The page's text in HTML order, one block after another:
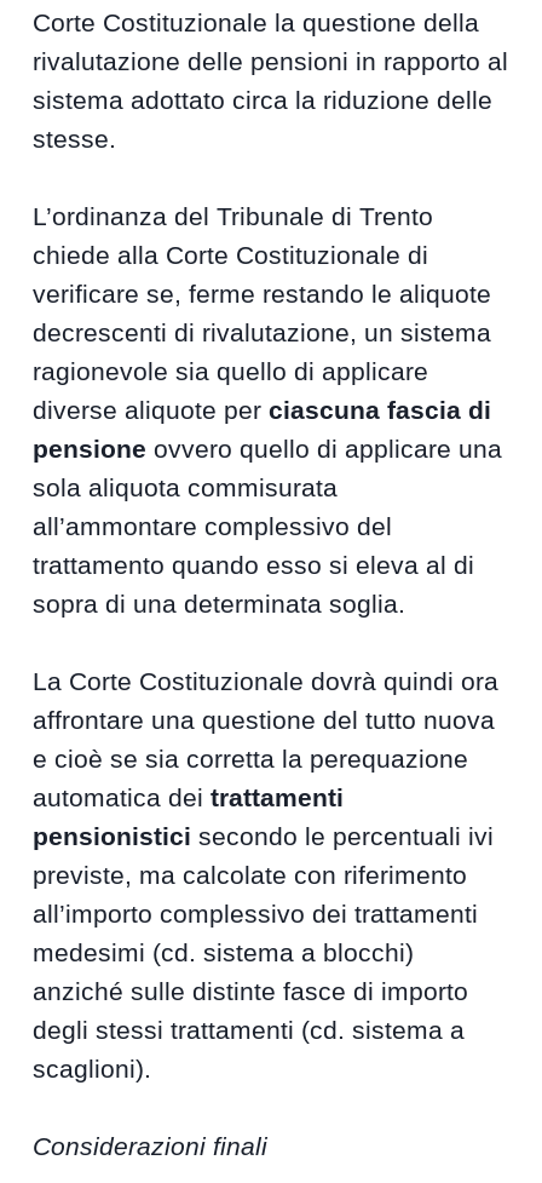
Corte Costituzionale la questione della
rivalutazione delle pensioni in rapporto al
sistema adottato circa la riduzione delle
stesse.
L’ordinanza del Tribunale di Trento
chiede alla Corte Costituzionale di
verificare se, ferme restando le aliquote
decrescenti di rivalutazione, un sistema
ragionevole sia quello di applicare
diverse aliquote perciascuna fascia di
pensione ovvero quello di applicare una
sola aliquota commisurata
all’ammontare complessivo del
trattamento quando esso si eleva al di
sopra di una determinata soglia.
La Corte Costituzionale dovrà quindi ora
affrontare una questione del tutto nuova
e cioè se sia corretta la perequazione
automatica deitrattamenti
pensionistici secondo le percentuali ivi
previste, ma calcolate con riferimento
all’importo complessivo dei trattamenti
medesimi (cd. sistema a blocchi)
anziché sulle distinte fasce di importo
degli stessi trattamenti (cd. sistema a
scaglioni).
Considerazioni finali